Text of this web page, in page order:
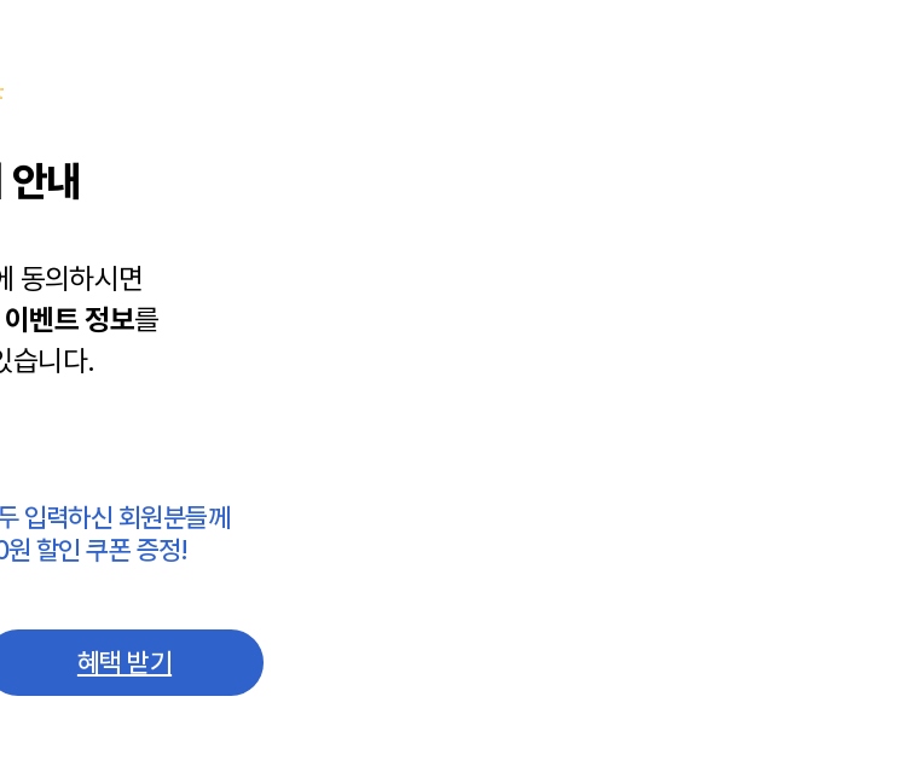
내
동의하시면
이벤트 정보를
습니다.
입력하신 회원분들께
할인 쿠폰 증정!
혜택 받기